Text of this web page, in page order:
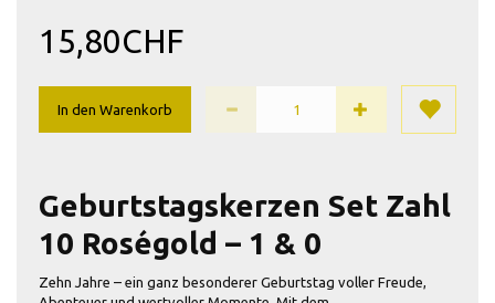
15,80CHF
In den Warenkorb
Geburtstagskerzen Set Zahl
10 Roségold – 1 & 0
Zehn Jahre – ein ganz besonderer Geburtstag voller Freude,